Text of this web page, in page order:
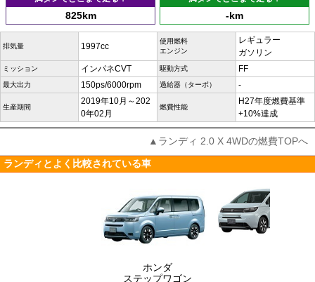
825km -km
排気量 1997cc
使用燃料
エンジン
レギュラー
ガソリン
ミッション インパネCVT 駆動方式 FF
最大出力 150ps/6000rpm 過給器（ターボ） -
生産期間
2019年10月～202
0年02月
燃費性能
H27年度燃費基準
+10%達成
▲ランディ 2.0 X 4WDの燃費TOPへ
ランディとよく比較されている車
ホンダ
ステップワゴン